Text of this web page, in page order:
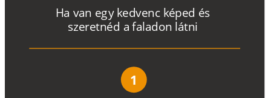
Ha van egy kedvenc képed és
szeretnéd a faladon látni
1